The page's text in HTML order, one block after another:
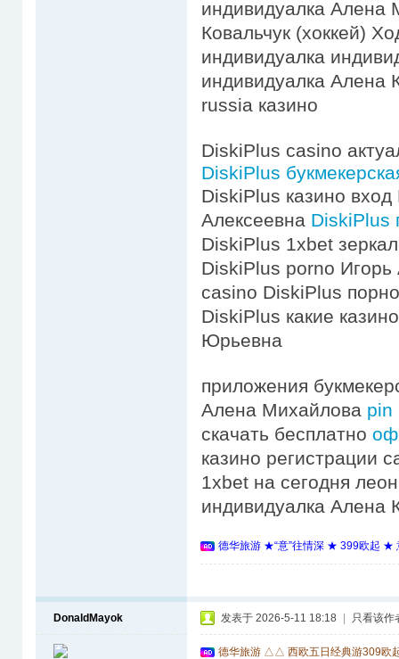
индивидуалка Алена
Ковальчук (хоккей)
индивидуалка
индивидуалка Алена
russia казино
DiskiPlus casino
DiskiPlus
DiskiPlus казино
Алексеевна DiskiPlus
DiskiPlus 1xbet
DiskiPlus porno
casino DiskiPlus
DiskiPlus какие
Юрьевна
приложения
Алена Михайлова pin
скачать бесплатно
казино регистрации
1xbet на сегодня
индивидуалка Алена
德华旅游 ★“意”往情深 ★ 399欧起 ★
DonaldMayok 发表于 2026-5-11 18:18 只看该作
德华旅游 △△ 西欧五日经典游309欧